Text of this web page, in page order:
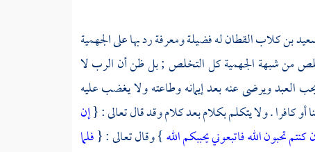
بن كلاب القطانله فضيلة ومعرفة رد بها علىالجهمية
من شبهةالجهميةكل التخلص ; بل ظن أن الرب لا
العبد ويرضى عنه بعد إيمانه وطاعته ولا يغضب عليه
كافرا . ولا يتكلم بكلام بعد كلام وقد قال تعالى : {إن
تحبون الله فاتبعوني يحببكم الله} وقال تعالى : {فلما